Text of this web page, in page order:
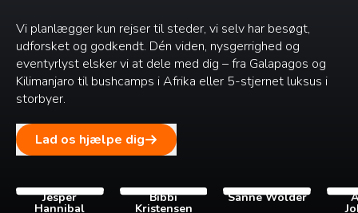
Vi planlægger kun rejser til steder, vi selv har besøgt,
udforsket og godkendt. Dén viden, nysgerrighed og
eventyrlyst elsker vi at dele med dig – fra Galapagos og
Kilimanjaro til bushcamps i Afrika eller 5-stjernet luksus i
storbyer.
Lad os hjælpe dig
Jesper
Hannibal
Bibbi
Kristensen
Sanne Wolder